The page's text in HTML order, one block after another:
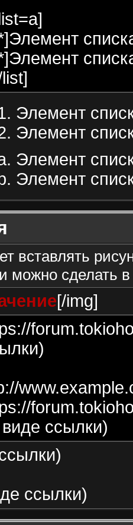
Элемент
Элемент
Элемент
Элемент
вставлять
можно сделать
[/img]
ссылки)
ссылки)